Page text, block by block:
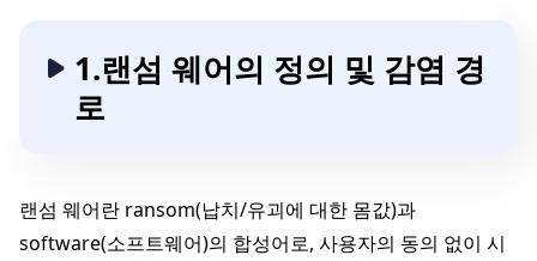
1.랜섬 웨어의 정의 및 감염 경
로
랜섬 웨어란 ransom(납치/유괴에 대한 몸값)과
software(소프트웨어)의 합성어로, 사용자의 동의 없이 시